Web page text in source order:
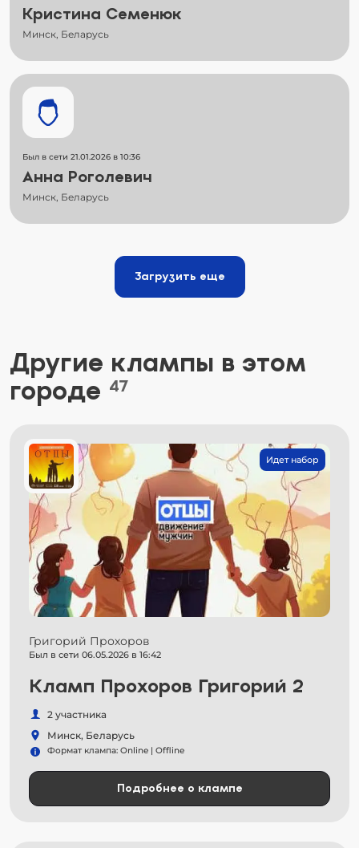
Кристина Семенюк
Минск, Беларусь
Был в сети 21.01.2026 в 10:36
Анна Роголевич
Минск, Беларусь
Загрузить еще
Другие клампы в этом
городе 47
Идет набор
Григорий Прохоров
Был в сети 06.05.2026 в 16:42
Кламп Прохоров Григорий 2
2 участника
Минск, Беларусь
Формат клампа: Online | Offline
Подробнее о клампе